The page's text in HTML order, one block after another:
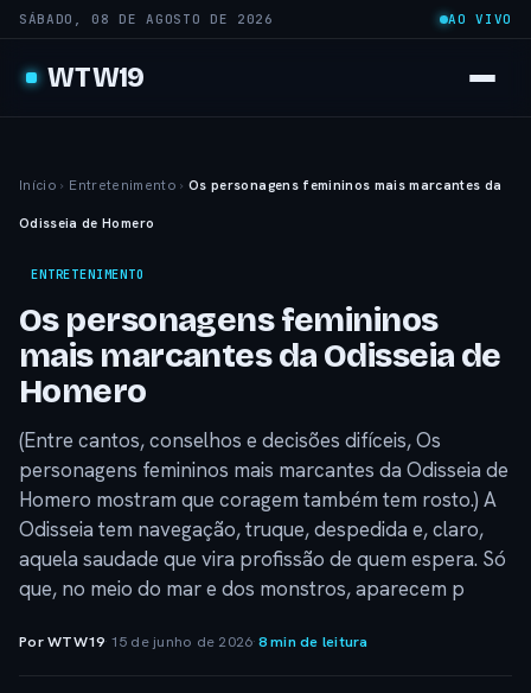
SÁBADO, 08 DE AGOSTO DE 2026 AO VIVO
WTW19
Início › Entretenimento › Os personagens femininos mais marcantes da
Odisseia de Homero
ENTRETENIMENTO
Os personagens femininos
mais marcantes da Odisseia de
Homero
(Entre cantos, conselhos e decisões difíceis, Os
personagens femininos mais marcantes da Odisseia de
Homero mostram que coragem também tem rosto.) A
Odisseia tem navegação, truque, despedida e, claro,
aquela saudade que vira profissão de quem espera. Só
que, no meio do mar e dos monstros, aparecem p
Por WTW19· 15 de junho de 2026·8 min de leitura